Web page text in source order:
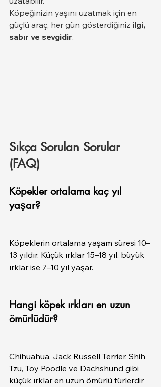
Köpeğinizin yaşını uzatmak için en
güçlü araç, her gün gösterdiğiniz ilgi,
sabır ve sevgidir.
Sıkça Sorulan Sorular
(FAQ)
Köpekler ortalama kaç yıl
yaşar?
Köpeklerin ortalama yaşam süresi 10–
13 yıldır. Küçük ırklar 15–18 yıl, büyük
ırklar ise 7–10 yıl yaşar.
Hangi köpek ırkları en uzun
ömürlüdür?
Chihuahua, Jack Russell Terrier, Shih
Tzu, Toy Poodle ve Dachshund gibi
küçük ırklar en uzun ömürlü türlerdir